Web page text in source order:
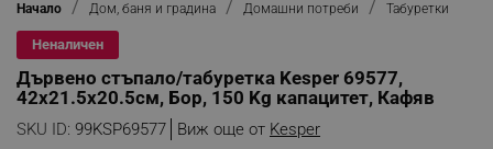
Начало Дом, баня и градина Домашни потреби Табуретки
Неналичен
Дървено стъпало/табуретка Kesper 69577,
42x21.5х20.5см, Бор, 150 Kg капацитет, Кафяв
SKU ID: 99KSP69577 Виж още от Kesper